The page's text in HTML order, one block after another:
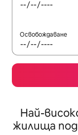
Освобождаване
Най-
жилища